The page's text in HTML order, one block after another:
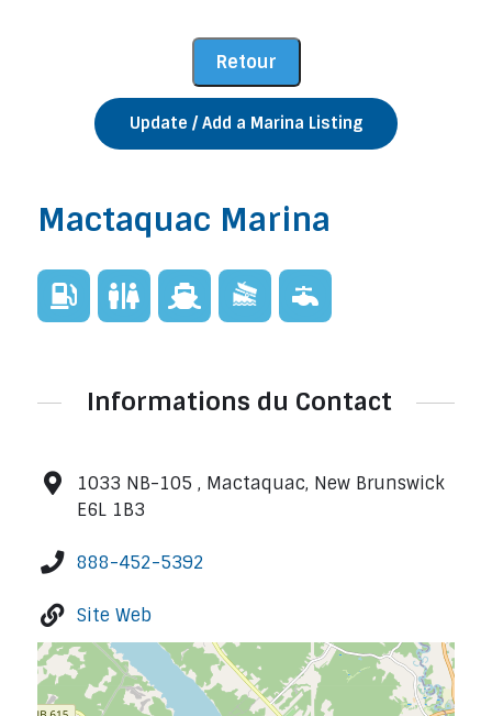
Update / Add a Marina Listing
Mactaquac Marina
Informations du Contact
1033 NB-105 , Mactaquac, New Brunswick
E6L 1B3
888-452-5392
Site Web